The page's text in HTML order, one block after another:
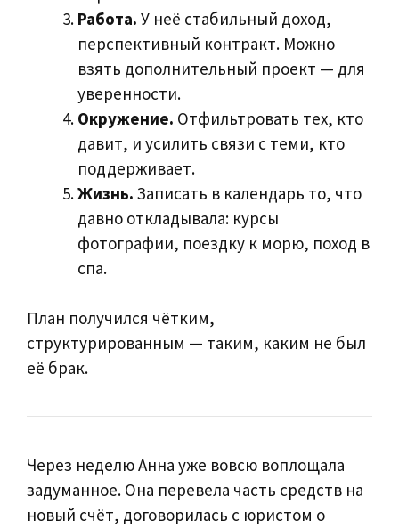
Работа. У неё стабильный доход,
перспективный контракт. Можно
взять дополнительный проект — для
уверенности.
Окружение. Отфильтровать тех, кто
давит, и усилить связи с теми, кто
поддерживает.
Жизнь. Записать в календарь то, что
давно откладывала: курсы
фотографии, поездку к морю, поход в
спа.
План получился чётким,
структурированным — таким, каким не был
её брак.
Через неделю Анна уже вовсю воплощала
задуманное. Она перевела часть средств на
новый счёт, договорилась с юристом о